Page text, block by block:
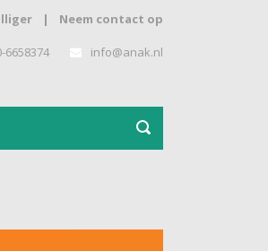
| Neem contact op
6658374 info@anak.nl